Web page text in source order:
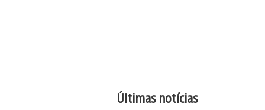
Últimas notícias